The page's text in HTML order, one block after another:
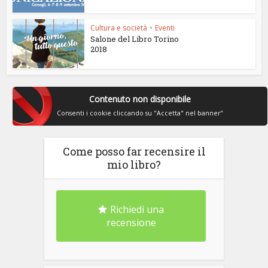
Cultura e società • Eventi
Salone del Libro Torino
2018
Contenuto non disponibile
Consenti i cookie cliccando su "Accetta" nel banner"
Come posso far recensire il
mio libro?
Richiedi una
recensione